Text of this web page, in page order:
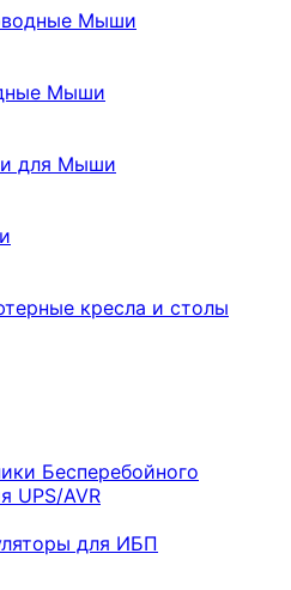
Мыши
Мыши
для Мыши
кресла и столы
Бесперебойного
UPS/AVR
для ИБП